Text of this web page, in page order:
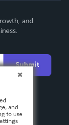
and
Submit
and
to use